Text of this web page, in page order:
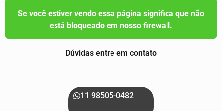
Se você estiver vendo essa página significa que não
está bloqueado em nosso firewall.
Dúvidas entre em contato
11 98505-0482